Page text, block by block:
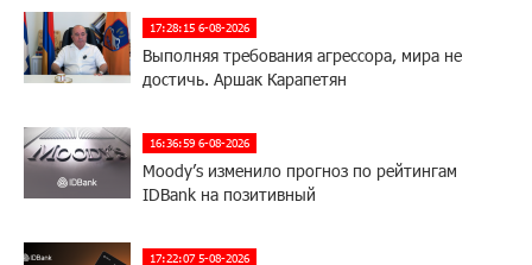
17:28:15 6-08-2026
Выполняя требования агрессора, мира не
достичь. Аршак Карапетян
16:36:59 6-08-2026
Moody’s изменило прогноз по рейтингам
IDBank на позитивный
17:22:07 5-08-2026